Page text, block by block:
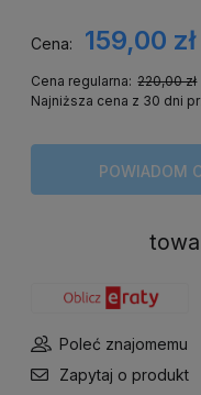
Cena: 159,00 zł
Cena regularna: 220,00 zł
Najniższa cena z 30 dni
POWIADOM
Zapytaj o produkt
Poleć znajomemu